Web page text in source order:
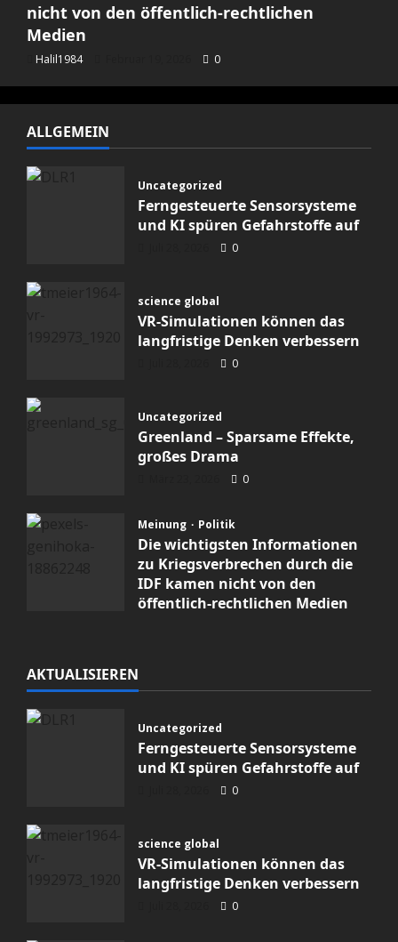
nicht von den öffentlich-rechtlichen
Medien
Halil1984 0
ALLGEMEIN
Uncategorized
Ferngesteuerte Sensorsysteme
und KI spüren Gefahrstoffe auf
0
science global
VR-Simulationen können das
langfristige Denken verbessern
0
Uncategorized
Greenland – Sparsame Effekte,
großes Drama
0
Meinung Politik
Die wichtigsten Informationen
zu Kriegsverbrechen durch die
IDF kamen nicht von den
öffentlich-rechtlichen Medien
AKTUALISIEREN
Uncategorized
Ferngesteuerte Sensorsysteme
und KI spüren Gefahrstoffe auf
0
science global
VR-Simulationen können das
langfristige Denken verbessern
0